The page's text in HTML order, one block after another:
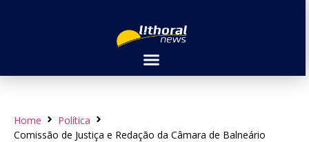
Home
Política
Comissão de Justiça e Redação da Câmara de Balneário